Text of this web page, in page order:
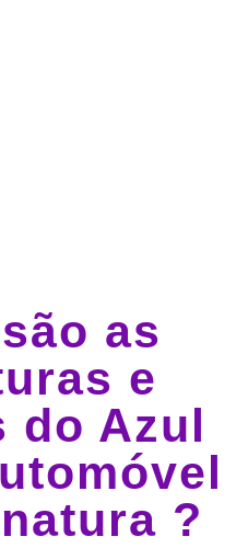
as
e
do Azul
?